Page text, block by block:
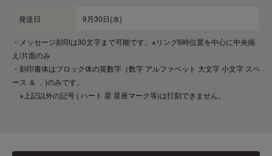
発送日 9月30日(水)
・メッセージ刻印は30文字まで可能です。※リング6時位置を中心に中央揃
え/片面のみ
・刻印書体はブロック体の英数字（数字 アルファベット 大文字 小文字 スペ
ース ＆ ．)のみです。
※上記以外の記号 ( ハート 星 星座マーク等)は打刻できません。